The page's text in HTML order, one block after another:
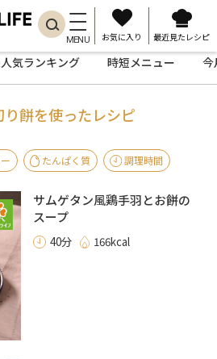
お気に入り 最近見たレシピ
MENU
気ランキング 時短メニュー 今
餅を使ったレシピ
たんぱく質 調理時間
サムゲタン風鶏手羽とお餅の
スープ
40分 166kcal